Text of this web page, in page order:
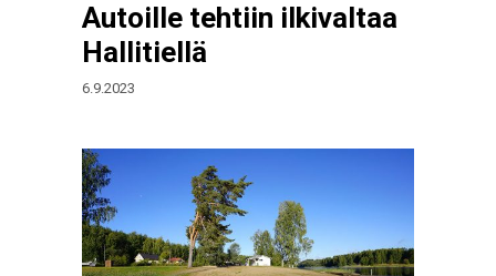
Autoille tehtiin ilkivaltaa
Hallitiellä
6.9.2023